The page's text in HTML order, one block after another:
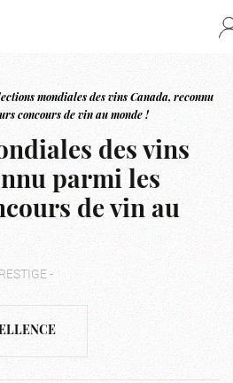
mondiales des vins Canada, reconnu
concours de vin au monde !
des vins
parmi les
de vin au
-